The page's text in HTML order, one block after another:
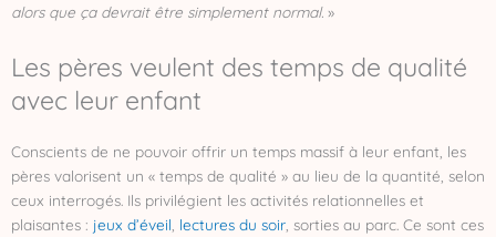
alors que ça devrait être simplement normal. »
Les pères veulent des temps de qualité
avec leur enfant
Conscients de ne pouvoir offrir un temps massif à leur enfant, les
pères valorisent un « temps de qualité » au lieu de la quantité, selon
ceux interrogés. Ils privilégient les activités relationnelles et
plaisantes : jeux d’éveil lectures du soir , sorties au parc. Ce sont ces